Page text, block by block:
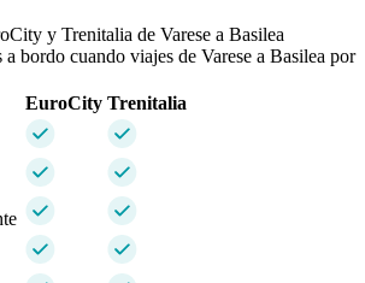
y Trenitalia de Varese a Basilea
bordo cuando viajes de Varese a Basilea por
EuroCity Trenitalia